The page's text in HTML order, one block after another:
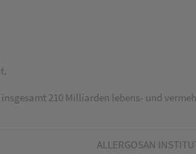
210 Milliarden lebens- und
ALLERGOSAN